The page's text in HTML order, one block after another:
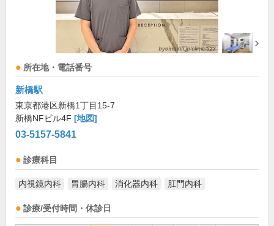
所在地・電話番号
新橋駅
東京都港区新橋1丁目15-7
新橋NFビル4F [地図]
03-5157-5841
診療科目
内視鏡内科 胃腸内科 消化器内科 肛門内科
診療/受付時間・休診日